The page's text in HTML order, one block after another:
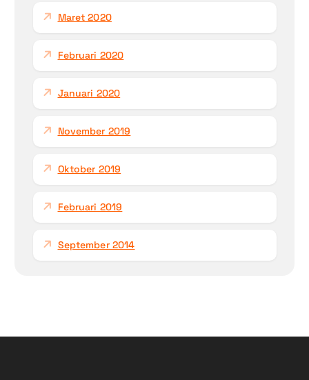
Maret 2020
Februari 2020
Januari 2020
November 2019
Oktober 2019
Februari 2019
September 2014